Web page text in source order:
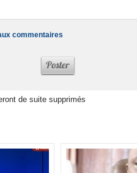
commentaires
de suite supprimés